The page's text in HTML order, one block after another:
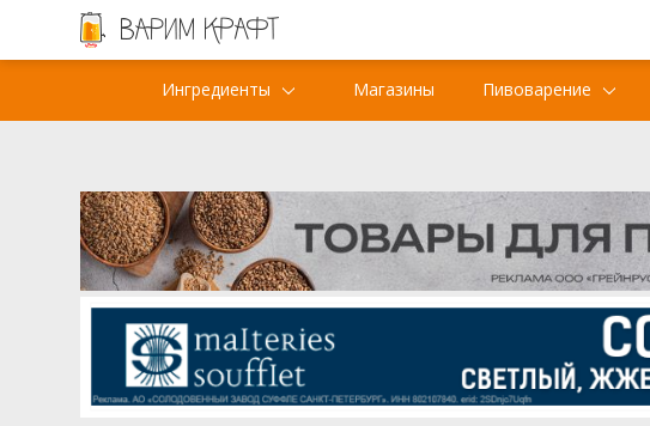
Ингредиенты Магазины Пивоварение